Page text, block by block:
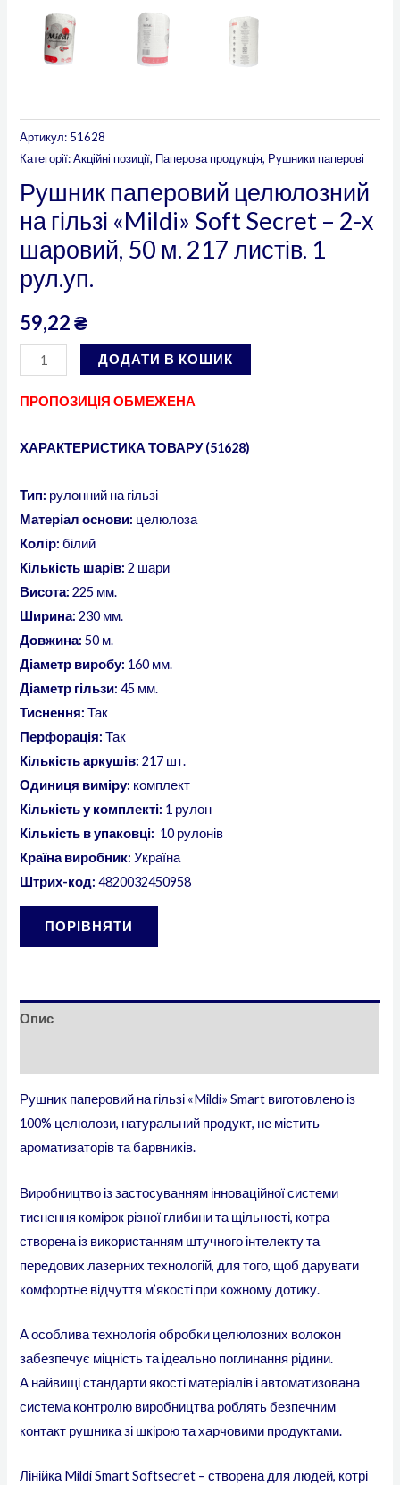
Артикул: 51628
Категорії:Акційні позиції, Паперова продукція, Рушники паперові
Рушник паперовий целюлозний
на гільзі «Mildi» Soft Secret – 2-х
шаровий, 50 м. 217 листів. 1
рул.уп.
59,22₴
рул.уп.
ДОДАТИ В КОШИК
ПРОПОЗИЦІЯ ОБМЕЖЕНА
ХАРАКТЕРИСТИКА ТОВАРУ (51628)
Тип: рулонний на гільзі
Матеріал основи: целюлоза
Колір: білий
Кількість шарів: 2 шари
Висота: 225 мм.
Ширина: 230 мм.
Довжина: 50 м.
Діаметр виробу: 160 мм.
Діаметр гільзи: 45 мм.
Тиснення: Так
Перфорація: Так
Кількість аркушів: 217 шт.
Одиниця виміру: комплект
Кількість у комплекті: 1 рулон
Кількість в упаковці: 10 рулонів
Країна виробник: Україна
Штрих-код: 4820032450958
ПОРІВНЯТИ
Опис
Рушник паперовий на гільзі «Mildi» Smart виготовлено із
100% целюлози, натуральний продукт, не містить
ароматизаторів та барвників.
Виробництво із застосуванням інноваційної системи
тиснення комірок різної глибини та щільності, котра
створена із використанням штучного інтелекту та
передових лазерних технологій, для того, щоб дарувати
комфортне відчуття м’якості при кожному дотику.
А особлива технологія обробки целюлозних волокон
забезпечує міцність та ідеально поглинання рідини.
А найвищі стандарти якості матеріалів і автоматизована
система контролю виробництва роблять безпечним
контакт рушника зі шкірою та харчовими продуктами.
Лінійка Mildi Smart Softsecret – створена для людей, котрі